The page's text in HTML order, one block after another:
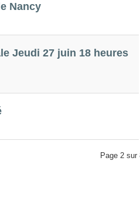
Nancy
Jeudi 27 juin 18 heures
Page 2 sur